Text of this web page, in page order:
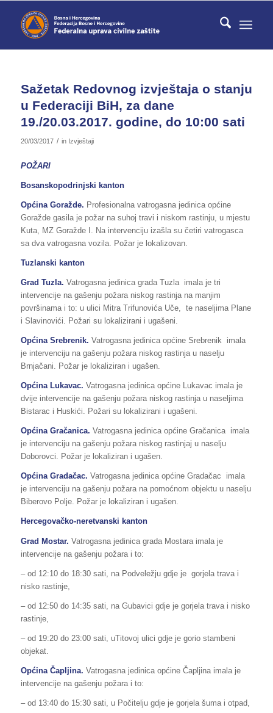
Sažetak Redovnog izvještaja o stanju
u Federaciji BiH, za dane
19./20.03.2017. godine, do 10:00 sati
20/03/2017 / in Izvještaji
POŽARI
Bosanskopodrinjski kanton
Općina Goražde. Profesionalna vatrogasna jedinica općine
Goražde gasila je požar na suhoj travi i niskom rastinju, u mjestu
Kuta, MZ Goražde I. Na intervenciju izašla su četiri vatrogasca
sa dva vatrogasna vozila. Požar je lokalizovan.
Tuzlanski kanton
Grad Tuzla. Vatrogasna jedinica grada Tuzla imala je tri
intervencije na gašenju požara niskog rastinja na manjim
površinama i to: u ulici Mitra Trifunovića Uče, te naseljima Plane
i Slavinovići. Požari su lokalizirani i ugašeni.
Općina Srebrenik. Vatrogasna jedinica općine Srebrenik imala
je intervenciju na gašenju požara niskog rastinja u naselju
Brnjačani. Požar je lokaliziran i ugašen.
Općina Lukavac. Vatrogasna jedinica općine Lukavac imala je
dvije intervencije na gašenju požara niskog rastinja u naseljima
Bistarac i Huskići. Požari su lokalizirani i ugašeni.
Općina Gračanica. Vatrogasna jedinica općine Gračanica imala
je intervenciju na gašenju požara niskog rastinjaj u naselju
Doborovci. Požar je lokaliziran i ugašen.
Općina Gradačac. Vatrogasna jedinica općine Gradačac imala
je intervenciju na gašenju požara na pomoćnom objektu u naselju
Biberovo Polje. Požar je lokaliziran i ugašen.
Hercegovačko-neretvanski kanton
Grad Mostar. Vatrogasna jedinica grada Mostara imala je
intervencije na gašenju požara i to:
– od 12:10 do 18:30 sati, na Podveležju gdje je gorjela trava i
nisko rastinje,
– od 12:50 do 14:35 sati, na Gubavici gdje je gorjela trava i nisko
rastinje,
– od 19:20 do 23:00 sati, uTitovoj ulici gdje je gorio stambeni
objekat.
Općina Čapljina. Vatrogasna jedinica općine Čapljina imala je
intervencije na gašenju požara i to:
– od 13:40 do 15:30 sati, u Počitelju gdje je gorjela šuma i otpad,